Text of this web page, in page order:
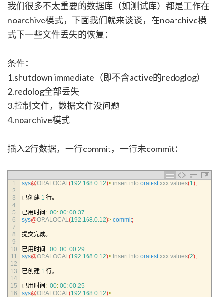
我们很多不太重要的数据库（如测试库）都是工作在
noarchive模式，下面我们就来谈谈，在noarchive模
式下一些文件丢失的恢复：
条件：
1.shutdown immediate（即不含active的redoglog）
2.redolog全部丢失
3.控制文件，数据文件没问题
4.noarchive模式
插入2行数据，一行commit，一行未commit：
1
2
3
4
5
6
7
8
9
10
11
12
13
14
15
16
sys@ORALOCAL(192.168.0.12)> insert into oratest.xxx values(1);
已创建 1 行。
已用时间 : 00: 00: 00.37
sys@ORALOCAL(192.168.0.12)> commit;
提交完成。
已用时间 : 00: 00: 00.29
sys@ORALOCAL(192.168.0.12)> insert into oratest.xxx values(2);
已创建 1 行。
已用时间 : 00: 00: 00.25
sys@ORALOCAL(192.168.0.12)>